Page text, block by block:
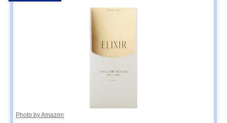
Photo by Amazon